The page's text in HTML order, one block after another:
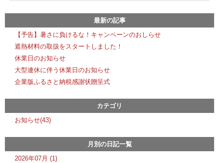
最新の記事
【予告】暑さに負けるな！キャンペーンのおしらせ
遮熱材料の取扱をスタートしました！
休業日のお知らせ
大型連休に伴う休業日のお知らせ
企業版ふるさと納税感謝状贈呈式
カテゴリ
お知らせ(43)
月別の日記一覧
2026年07月 (1)